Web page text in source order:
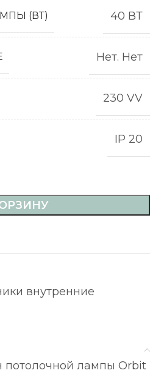
(ВТ) 40 ВТ
Нет. Нет
230 VV
IP 20
внутренние
лампы Orbit